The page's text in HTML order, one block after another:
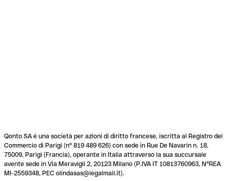
Qonto SA é una società per azioni di diritto francese, iscritta al Registro del
Commercio di Parigi (n° 819 489 626) con sede in Rue De Navarin n. 18,
75009, Parigi (Francia), operante in Italia attraverso la sua succursale
avente sede in Via Meravigli 2, 20123 Milano (P.IVA IT 10813760963, N°REA
MI-2559348, PEC olindasas@legalmail.it).